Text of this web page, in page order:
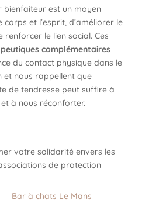
bienfaiteur est un moyen
et l’esprit, d’améliorer le
le lien social. Ces
complémentaires
du contact physique dans le
et nous rappellent que
de tendresse peut suffire à
à nous réconforter.
votre solidarité envers les
de protection
Bar à chats Le Mans